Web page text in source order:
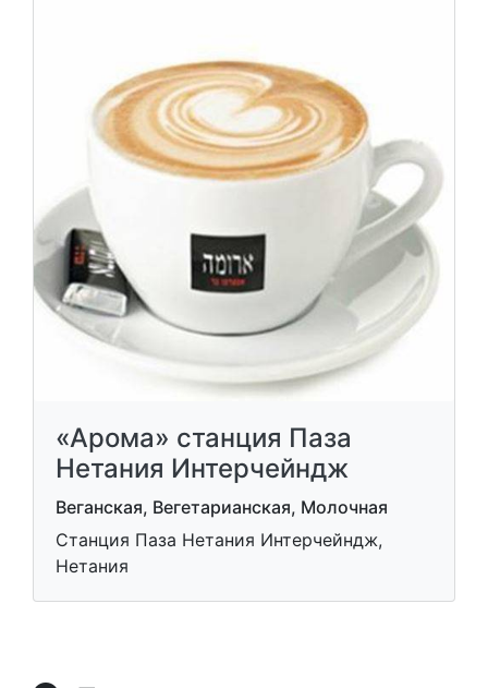
«Арома» станция Паза
Нетания Интерчейндж
Веганская, Вегетарианская, Молочная
Станция Паза Нетания Интерчейндж,
Нетания